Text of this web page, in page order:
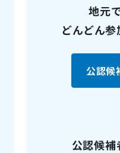
地元
どんどん参
公認候
公認候